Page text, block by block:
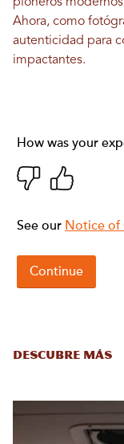
Ahora, como
autenticidad para
impactantes.
DESCUBRE MÁS